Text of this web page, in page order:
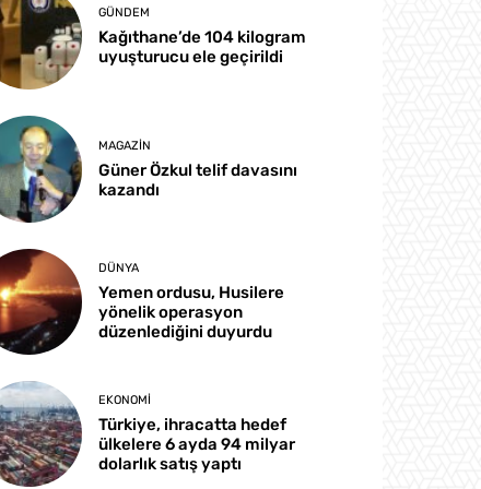
GÜNDEM
Kağıthane’de 104 kilogram
uyuşturucu ele geçirildi
MAGAZIN
Güner Özkul telif davasını
kazandı
DÜNYA
Yemen ordusu, Husilere
yönelik operasyon
düzenlediğini duyurdu
EKONOMI
Türkiye, ihracatta hedef
ülkelere 6 ayda 94 milyar
dolarlık satış yaptı